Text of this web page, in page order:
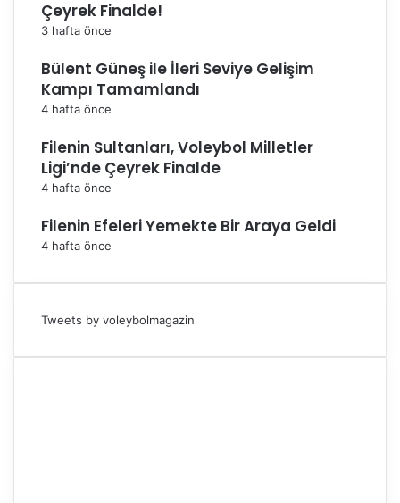
Çeyrek Finalde!
3 hafta önce
Bülent Güneş ile İleri Seviye Gelişim
Kampı Tamamlandı
4 hafta önce
Filenin Sultanları, Voleybol Milletler
Ligi’nde Çeyrek Finalde
4 hafta önce
Filenin Efeleri Yemekte Bir Araya Geldi
4 hafta önce
Tweets by voleybolmagazin